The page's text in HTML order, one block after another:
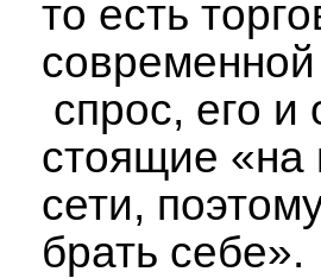
то есть
спрос, его и
стоящие «на
сети,
брать себе».